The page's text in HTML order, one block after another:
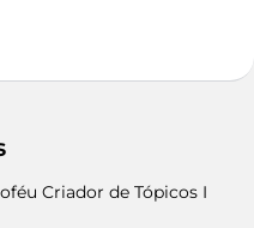
Criador de Tópicos I